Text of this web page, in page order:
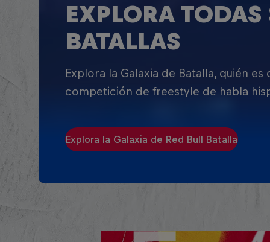
EXPLORA TODAS
BATALLAS
Explora la Galaxia de Batalla, quién es
competición de freestyle de habla
Explora la Galaxia de Red Bull Batalla